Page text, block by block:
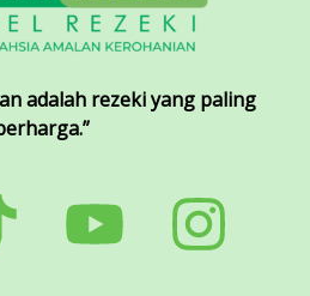
adalah rezeki yang paling